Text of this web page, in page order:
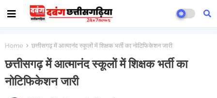
Home छत्तीसगढ़ में आत्मानंद स्कूलों में शिक्षक भर्ती का नोटिफिकेशन जारी
छत्तीसगढ़ में आत्मानंद स्कूलों में शिक्षक भर्ती का
नोटिफिकेशन जारी